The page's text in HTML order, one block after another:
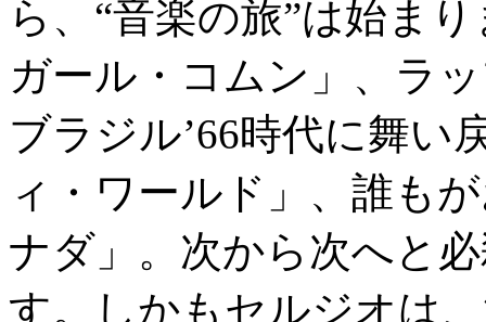
ら、“音楽の旅”は始ま
ガール・コムン」、ラ
ブラジル’66時代に舞い
ィ・ワールド」、誰も
ナダ」。次から次へと
す。しかもセルジオは